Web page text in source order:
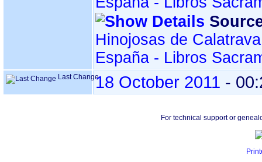
Hinojosas de
España - Libros
Last Change18 October 2011 -
For technical support or